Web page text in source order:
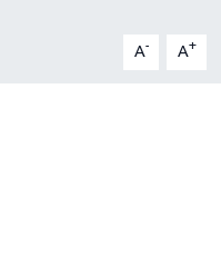
A- A+